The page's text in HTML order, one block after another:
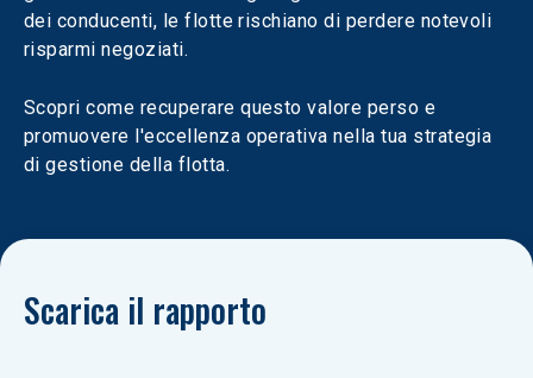
dei conducenti, le flotte rischiano di perdere notevoli
risparmi negoziati.
Scopri come recuperare questo valore perso e
promuovere l'eccellenza operativa nella tua strategia
di gestione della flotta.
Scarica il rapporto